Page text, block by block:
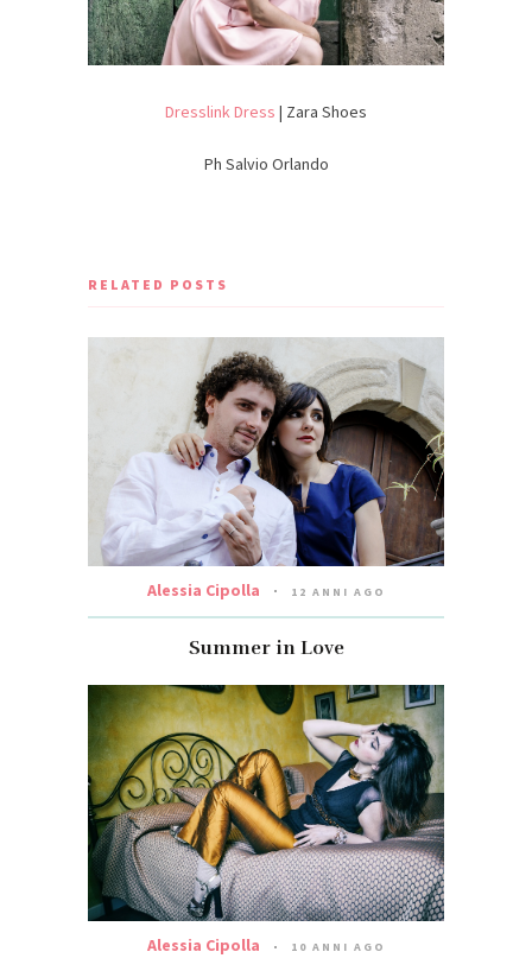
Dresslink Dress | Zara Shoes
Ph Salvio Orlando
RELATED POSTS
Alessia Cipolla 12 ANNI AGO
Summer in Love
Alessia Cipolla 10 ANNI AGO